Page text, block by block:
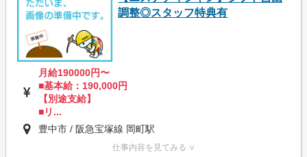
調整◎スタッフ特典有
月給190000円〜
■基本給：190,000円
【別途支給】
■リ...
豊中市 / 阪急宝塚線 岡町駅
仕事内容を見てみる ∨